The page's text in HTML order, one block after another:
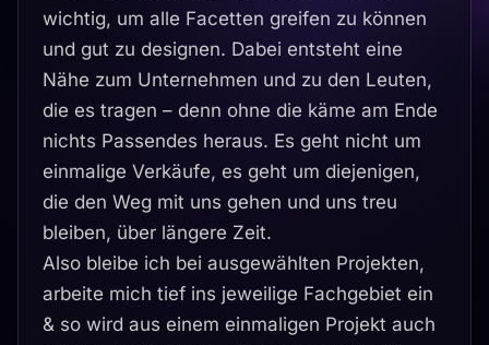
wichtig, um alle Facetten greifen zu können
und gut zu designen. Dabei entsteht eine
Nähe zum Unternehmen und zu den Leuten,
die es tragen – denn ohne die käme am Ende
nichts Passendes heraus. Es geht nicht um
einmalige Verkäufe, es geht um diejenigen,
die den Weg mit uns gehen und uns treu
bleiben, über längere Zeit.
Also bleibe ich bei ausgewählten Projekten,
arbeite mich tief ins jeweilige Fachgebiet ein
& so wird aus einem einmaligen Projekt auch